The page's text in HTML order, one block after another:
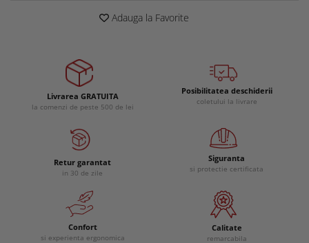
Echipamente mulgatori
Masti protectie
Manusi protectie
Casti si antifoane protectie
Adauga la Favorite
Livrarea GRATUITA
la comenzi de peste 500 de lei
Posibilitatea deschiderii
coletului la livrare
Retur garantat
in 30 de zile
Siguranta
si protectie certificata
Confort
si experienta ergonomica
Calitate
remarcabila